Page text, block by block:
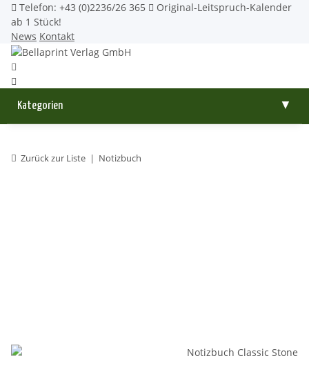
Telefon: +43 (0)2236/26 365
Original-Leitspruch-Kalender
ab 1 Stück!
News Kontakt
Kategorien ▼
Zurück zur Liste Notizbuch